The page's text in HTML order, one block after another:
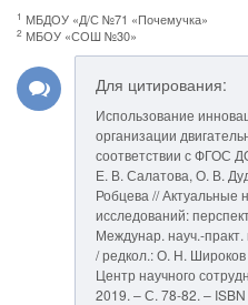
1 МБДОУ «Д/С №71 «Почемучка»
2 МБОУ «СОШ №30»
Для цитирования:
Использование
организации
соответствии с ФГОС
Е. В. Салатова, О. В.
Робцева // Актуальные
исследований:
Междунар. науч.-
/ редкол.: О. Н.
Центр научного
2019. – С. 78-82. –